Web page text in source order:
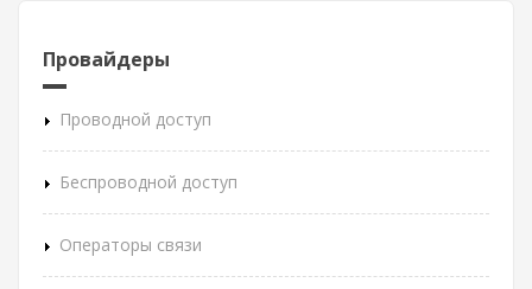
Провайдеры
Проводной доступ
Беспроводной доступ
Операторы связи